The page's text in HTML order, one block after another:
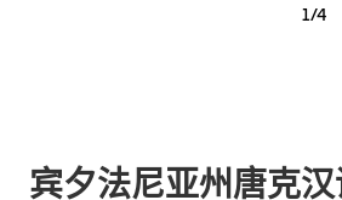
1/4
宾夕法尼亚州唐克